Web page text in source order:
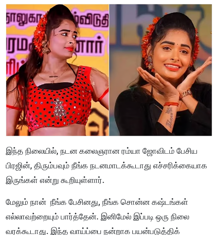
இந்த நிலையில், நடன கலைஞரான ரம்யா ஜோவிடம் பேசிய
பிரஜின், திரும்பவும் நீங்க நடனமாடக்கூடாது எச்சரிக்கையாக
இருங்கள் என்று கூறியுள்ளார்.
மேலும் நான் நீங்க பேசினது, நீங்க சொன்ன கஷ்டங்கள்
எல்லாவற்றையும் பார்த்தேன். இனிமேல் இப்படி ஒரு நிலை
வரக்கூடாது. இந்த வாய்ப்பை நன்றாக பயன்படுத்திக்